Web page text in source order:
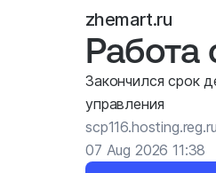
zhemart.ru
Работа
Закончился срок
управления
scp116.hosting.reg.ru
07 Aug 2026 11:38